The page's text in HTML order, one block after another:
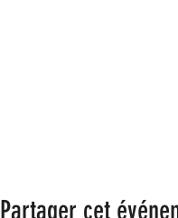
Partager cet